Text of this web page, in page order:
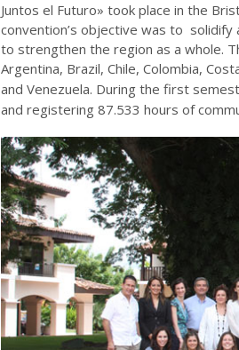
Juntos el Futuro» took place in the
convention’s objective was to
to strengthen the region as a whole.
Argentina, Brazil, Chile, Colombia,
and Venezuela. During the first
and registering 87.533 hours of